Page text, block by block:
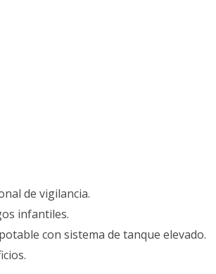
de vigilancia.
infantiles.
con sistema de tanque elevado.